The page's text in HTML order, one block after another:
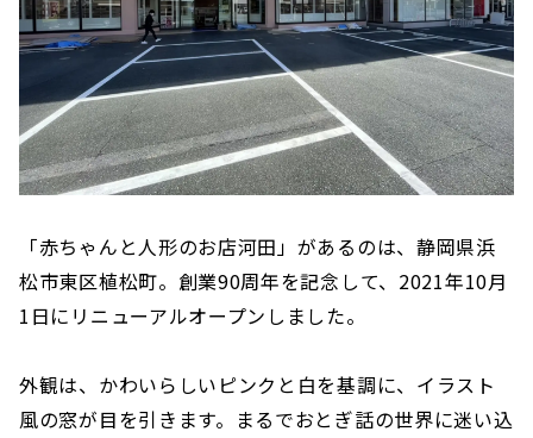
「赤ちゃんと人形のお店河田」があるのは、静岡県浜
松市東区植松町。創業90周年を記念して、2021年10月
1日にリニューアルオープンしました。
外観は、かわいらしいピンクと白を基調に、イラスト
風の窓が目を引きます。まるでおとぎ話の世界に迷い込